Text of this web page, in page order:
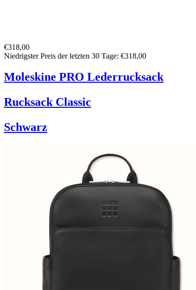
€318,00
Niedrigster Preis der letzten 30 Tage: €318,00
Moleskine PRO Lederrucksack
Rucksack Classic
Schwarz